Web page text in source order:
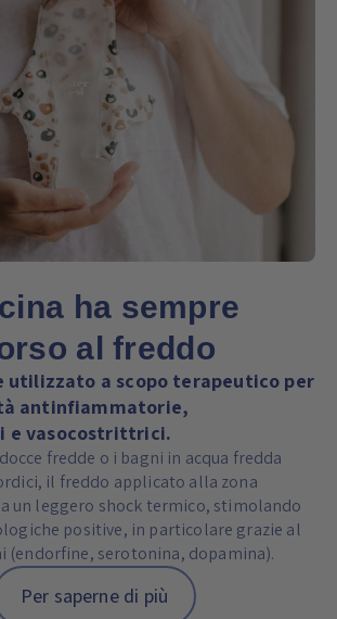
ha sempre
al freddo
utilizzato a scopo terapeutico per
antinfiammatorie,
e vasocostrittrici.
fredde o i bagni in acqua fredda
il freddo applicato alla zona
un leggero shock termico, stimolando
positive, in particolare grazie al
(endorfine, serotonina, dopamina).
Per saperne di più